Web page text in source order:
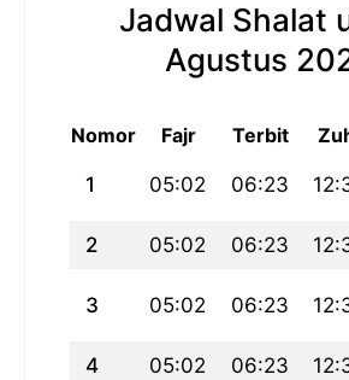
Jadwal Shalat
Agustus
Nomor Fajr Terbit
1 05:02 06:23
2 05:02 06:23
3 05:02 06:23
4 05:02 06:23